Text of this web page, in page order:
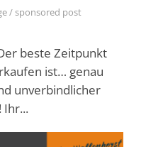
/ sponsored post
beste Zeitpunkt
ist… genau
unverbindlicher
Ihr...